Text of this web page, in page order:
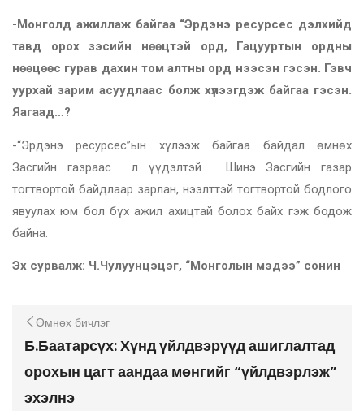
-Монголд ажиллаж байгаа “Эрдэнэ ресурсес дэлхийд
тавд орох зэсийн нөөцтэй орд, Гацууртын ордны
нөөцөөс гурав дахин том алтны орд нээсэн гэсэн. Гэвч
уурхай зарим асуудлаас болж хүлээгдэж байгаа гэсэн.
Яагаад…?
-“Эрдэнэ ресурсес”ын хүлээж байгаа байдал өмнөх
Засгийн газраас л үүдэлтэй. Шинэ Засгийн газар
тогтвортой байдлаар зарлан, нээлттэй тогтвортой бодлого
явуулах юм бол бүх ажил ахицтай болох байх гэж бодож
байна.
Эх сурвалж: Ч.Чулуунцэцэг, “Монголын мэдээ” сонин
Өмнөх бичлэг
Б.Баатарсүх: Хүнд үйлдвэрүүд ашиглалтад
орохын цагт аандаа мөнгийг “үйлдвэрлэж”
эхэлнэ